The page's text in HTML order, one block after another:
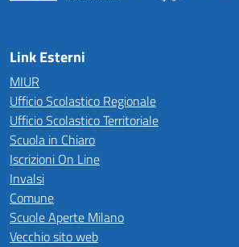
Link Esterni
MIUR
Ufficio Scolastico Regionale
Ufficio Scolastico Territoriale
Scuola in Chiaro
Iscrizioni On Line
Invalsi
Comune
Scuole Aperte Milano
Vecchio sito web